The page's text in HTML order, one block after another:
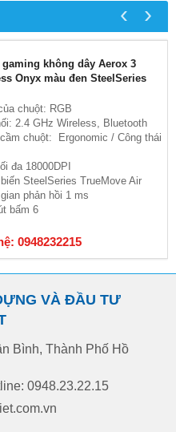
gaming không dây Aerox 3
Onyx màu đen SteelSeries
chuột: RGB
2.4 GHz Wireless, Bluetooth
chuột: Ergonomic / Công thái
đa 18000DPI
SteelSeries TrueMove Air
phản hồi 1 ms
bấm 6
0948232215
‹ ›
VÀ ĐẦU TƯ
Bình, Thành Phố Hồ
0948.23.22.15